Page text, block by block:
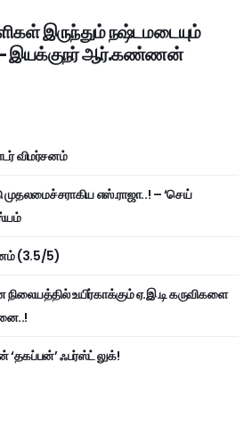
இருந்தும் நஷ்டமடையும்
– இயக்குநர் ஆர்.கண்ணன்
விமர்சனம்
எஸ்.ராஜா..! – ‘செய்
(3.5/5)
உயிர்காக்கும் ஏ.இ.டி கருவிகளை
‘தகப்பன்’ ஃபர்ஸ்ட் லுக்!